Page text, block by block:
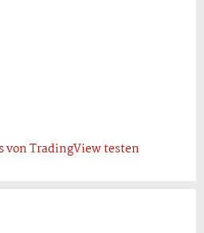
TradingView testen